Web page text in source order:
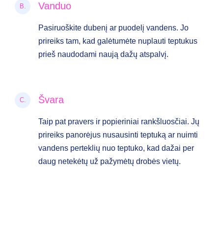
B. Vanduo
Pasiruoškite dubenį ar puodelį vandens. Jo
prireiks tam, kad galėtumėte nuplauti teptukus
prieš naudodami naują dažų atspalvį.
C. Švara
Taip pat pravers ir popieriniai rankšluosčiai. Jų
prireiks panorėjus nusausinti teptuką ar nuimti
vandens perteklių nuo teptuko, kad dažai per
daug netekėtų už pažymėtų drobės vietų.